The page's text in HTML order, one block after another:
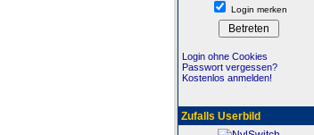
Login merken
Login ohne Cookies
Passwort vergessen?
Kostenlos anmelden!
Zufalls Userbild